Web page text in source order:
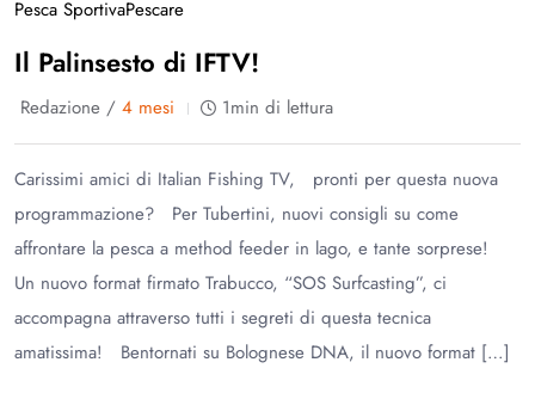
Pesca SportivaPescare
Il Palinsesto di IFTV!
Redazione / 4 mesi 1min di lettura
Carissimi amici di Italian Fishing TV, pronti per questa nuova
programmazione? Per Tubertini, nuovi consigli su come
affrontare la pesca a method feeder in lago, e tante sorprese!
Un nuovo format firmato Trabucco, “SOS Surfcasting”, ci
accompagna attraverso tutti i segreti di questa tecnica
amatissima! Bentornati su Bolognese DNA, il nuovo format […]